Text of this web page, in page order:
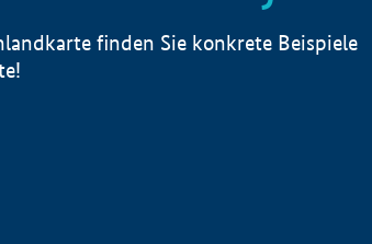
finden Sie konkrete Beispiele